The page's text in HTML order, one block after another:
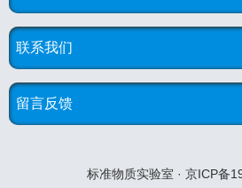
联系我们
留言反馈
标准物质实验室 · 京ICP备